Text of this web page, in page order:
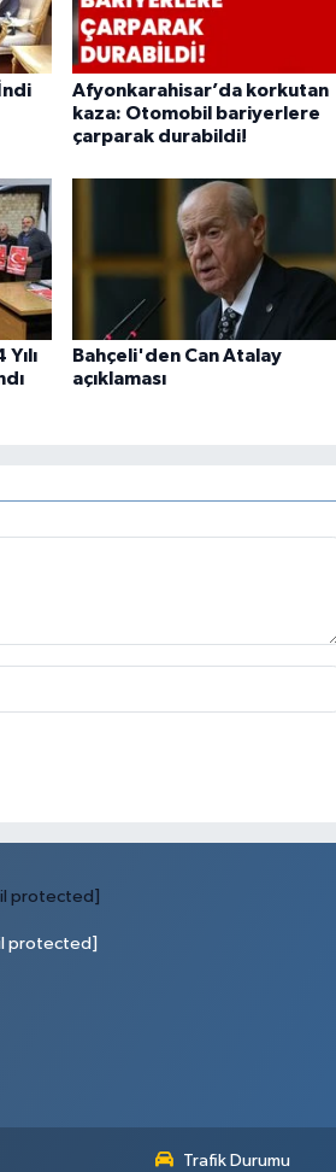
Afyonkarahisar’da korkutan
kaza: Otomobil bariyerlere
çarparak durabildi!
Bahçeli'den Can Atalay
açıklaması
protected]
protected]
Trafik Durumu